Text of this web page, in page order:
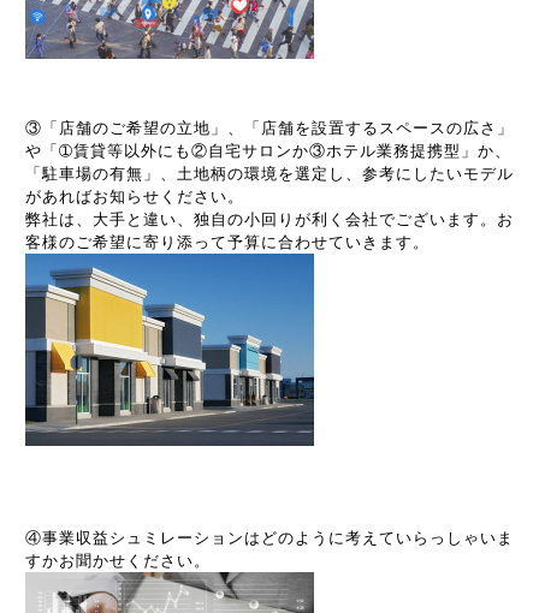
③「店舗のご希望の立地」、「店舗を設置するスペースの広さ」
や「➀賃貸等以外にも②自宅サロンか③ホテル業務提携型」か、
「駐車場の有無」、土地柄の環境を選定し、参考にしたいモデル
があればお知らせください。
弊社は、大手と違い、独自の小回りが利く会社でございます。お
客様のご希望に寄り添って予算に合わせていきます。
④事業収益シュミレーションはどのように考えていらっしゃいま
すかお聞かせください。